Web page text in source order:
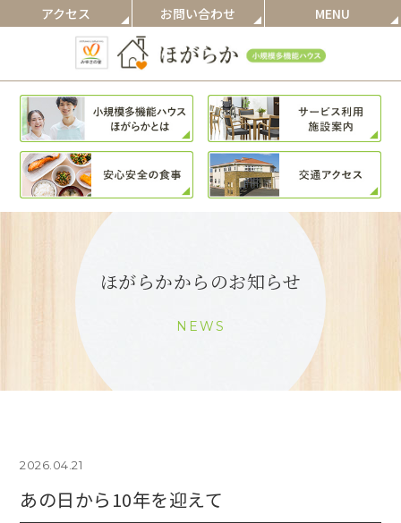
アクセス お問い合わせ MENU
ほがらかからのお知らせ
NEWS
2026.04.21
あの日から10年を迎えて